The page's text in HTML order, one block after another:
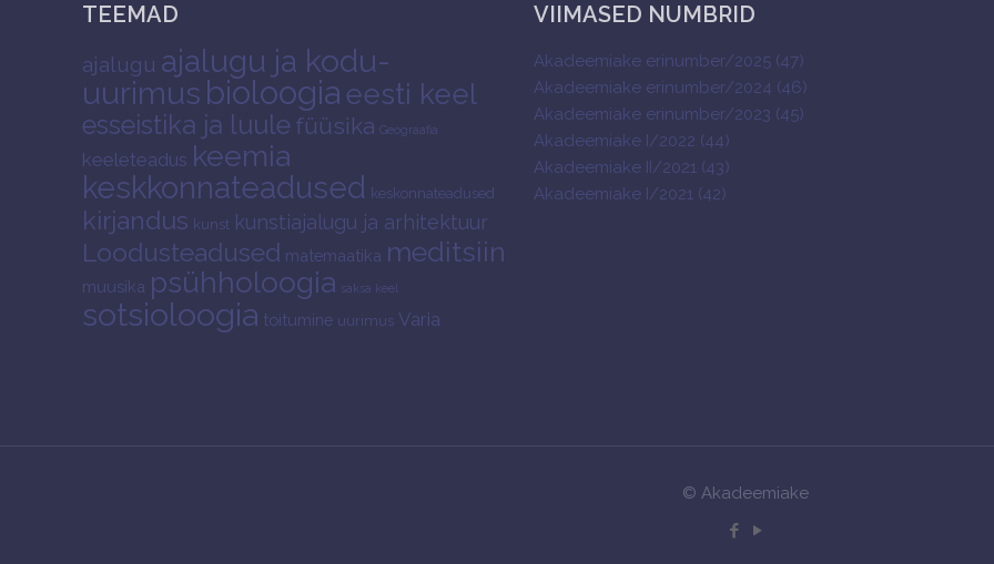
TEEMAD
ajalugu ajalugu ja kodu-
uurimus bioloogia eesti keel
esseistika ja luule füüsika Geograafia
keeleteadus keemia
keskkonnateadused keskonnateadused
kirjandus kunst kunstiajalugu ja arhitektuur
Loodusteadused matemaatika meditsiin
muusika psühholoogia saksa keel
sotsioloogia toitumine uurimus Varia
VIIMASED NUMBRID
Akadeemiake erinumber/2025 (47)
Akadeemiake erinumber/2024 (46)
Akadeemiake erinumber/2023 (45)
Akadeemiake I/2022 (44)
Akadeemiake II/2021 (43)
Akadeemiake I/2021 (42)
© Akadeemiake